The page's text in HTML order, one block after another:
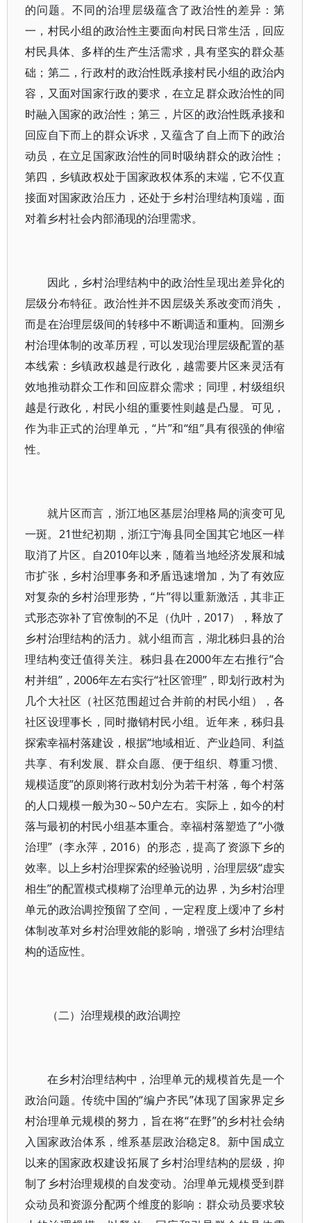
的问题。不同的治理层级蕴含了政治性的差异：第
一，村民小组的政治性主要面向村民日常生活，回应
村民具体、多样的生产生活需求，具有坚实的群众基
础；第二，行政村的政治性既承接村民小组的政治内
容，又面对国家行政的要求，在立足群众政治性的同
时融入国家的政治性；第三，片区的政治性既承接和
回应自下而上的群众诉求，又蕴含了自上而下的政治
动员，在立足国家政治性的同时吸纳群众的政治性；
第四，乡镇政权处于国家政权体系的末端，它不仅直
接面对国家政治压力，还处于乡村治理结构顶端，面
对着乡村社会内部涌现的治理需求。
因此，乡村治理结构中的政治性呈现出差异化的
层级分布特征。政治性并不因层级关系改变而消失，
而是在治理层级间的转移中不断调适和重构。回溯乡
村治理体制的改革历程，可以发现治理层级配置的基
本线索：乡镇政权越是行政化，越需要片区来灵活有
效地推动群众工作和回应群众需求；同理，村级组织
越是行政化，村民小组的重要性则越是凸显。可见，
作为非正式的治理单元，“片”和“组”具有很强的伸缩
性。
就片区而言，浙江地区基层治理格局的演变可见
一斑。21世纪初期，浙江宁海县同全国其它地区一样
取消了片区。自2010年以来，随着当地经济发展和城
市扩张，乡村治理事务和矛盾迅速增加，为了有效应
对复杂的乡村治理形势，“片”得以重新激活，其非正
式形态弥补了官僚制的不足（仇叶，2017），释放了
乡村治理结构的活力。就小组而言，湖北秭归县的治
理结构变迁值得关注。秭归县在2000年左右推行“合
村并组”，2006年左右实行“社区管理”，即划行政村为
几个大社区（社区范围超过合并前的村民小组），各
社区设理事长，同时撤销村民小组。近年来，秭归县
探索幸福村落建设，根据“地域相近、产业趋同、利益
共享、有利发展、群众自愿、便于组织、尊重习惯、
规模适度”的原则将行政村划分为若干村落，每个村落
的人口规模一般为30～50户左右。实际上，如今的村
落与最初的村民小组基本重合。幸福村落塑造了“小微
治理”（李永萍，2016）的形态，提高了资源下乡的
效率。以上乡村治理探索的经验说明，治理层级“虚实
相生”的配置模式模糊了治理单元的边界，为乡村治理
单元的政治调控预留了空间，一定程度上缓冲了乡村
体制改革对乡村治理效能的影响，增强了乡村治理结
构的适应性。
（二）治理规模的政治调控
在乡村治理结构中，治理单元的规模首先是一个
政治问题。传统中国的“编户齐民”体现了国家界定乡
村治理单元规模的努力，旨在将“在野”的乡村社会纳
入国家政治体系，维系基层政治稳定8。新中国成立
以来的国家政权建设拓展了乡村治理结构的层级，抑
制了乡村治理规模的自发变动。治理单元规模受到群
众动员和资源分配两个维度的影响：群众动员要求较